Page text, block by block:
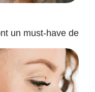
un must-have de